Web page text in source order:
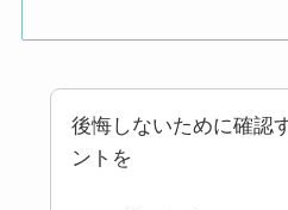
後悔しないために確認
ントを